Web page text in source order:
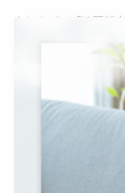
たとえば、「遠距離
は、共通の目標や次
モチベーションを維
うな悩みを持つカッ
です。
注意点として、辛さ
崩してしまうことも
相手に伝えることが